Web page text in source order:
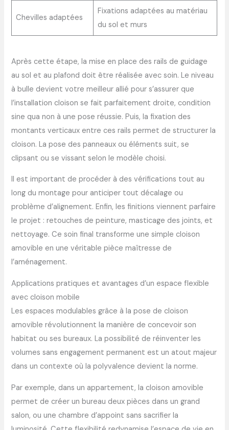
Chevilles adaptées
Fixations adaptées au matériau
du sol et murs
Après cette étape, la mise en place des rails de guidage
au sol et au plafond doit être réalisée avec soin. Le niveau
à bulle devient votre meilleur allié pour s’assurer que
l’installation cloison se fait parfaitement droite, condition
sine qua non à une pose réussie. Puis, la fixation des
montants verticaux entre ces rails permet de structurer la
cloison. La pose des panneaux ou éléments suit, se
clipsant ou se vissant selon le modèle choisi.
Il est important de procéder à des vérifications tout au
long du montage pour anticiper tout décalage ou
problème d’alignement. Enfin, les finitions viennent parfaire
le projet : retouches de peinture, masticage des joints, et
nettoyage. Ce soin final transforme une simple cloison
amovible en une véritable pièce maîtresse de
l’aménagement.
Applications pratiques et avantages d’un espace flexible
avec cloison mobile
Les espaces modulables grâce à la pose de cloison
amovible révolutionnent la manière de concevoir son
habitat ou ses bureaux. La possibilité de réinventer les
volumes sans engagement permanent est un atout majeur
dans un contexte où la polyvalence devient la norme.
Par exemple, dans un appartement, la cloison amovible
permet de créer un bureau deux pièces dans un grand
salon, ou une chambre d’appoint sans sacrifier la